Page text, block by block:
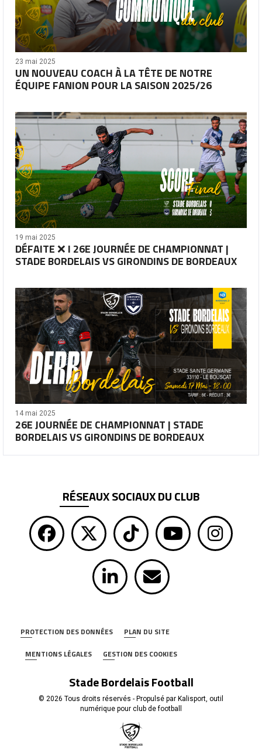
23 mai 2025
UN NOUVEAU COACH À LA TÊTE DE NOTRE
ÉQUIPE FANION POUR LA SAISON 2025/26
19 mai 2025
DÉFAITE ❌ I 26E JOURNÉE DE CHAMPIONNAT |
STADE BORDELAIS VS GIRONDINS DE BORDEAUX
14 mai 2025
26E JOURNÉE DE CHAMPIONNAT | STADE
BORDELAIS VS GIRONDINS DE BORDEAUX
RÉSEAUX SOCIAUX DU CLUB
PROTECTION DES DONNÉES
PLAN DU SITE
MENTIONS LÉGALES
GESTION DES COOKIES
Stade Bordelais Football
© 2026 Tous droits réservés - Propulsé par Kalisport, outil
numérique pour club de football